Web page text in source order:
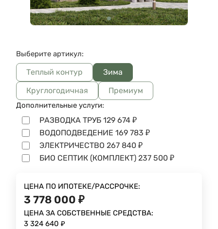
Выберите артикул:
Теплый контур
Зима
Круглогодичная
Премиум
Дополнительные услуги:
РАЗВОДКА ТРУБ 129 674 ₽
ВОДОПОДВЕДЕНИЕ 169 783 ₽
ЭЛЕКТРИЧЕСТВО 267 840 ₽
БИО СЕПТИК (КОМПЛЕКТ) 237 500 ₽
ЦЕНА ПО ИПОТЕКЕ/РАССРОЧКЕ:
3 778 000 ₽
ЦЕНА ЗА СОБСТВЕННЫЕ СРЕДСТВА:
3 324 640 ₽